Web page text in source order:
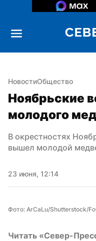
НовостиОбщество
Ноябрьские
молодого
В окрестностях
вышел молодой
23 июня, 12:14
Фото: ArCaLu/Shutterstock/
Читать «Север-